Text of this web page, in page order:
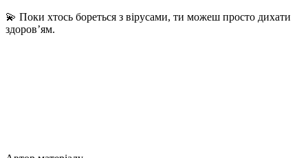
💫 Поки хтось бореться з вірусами, ти можеш просто дихати
здоров’ям.